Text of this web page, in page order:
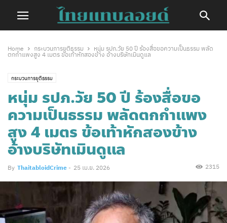
Home กระบวนการยุติธรรม
หนุ่ม รปภ.วัย 50 ปี ร้องสื่อขอความเป็นธรรม พลัด
ตกกำแพงสูง 4 เมตร ข้อเท้าหักสองข้าง อ้างบริษัทเมินดูแล
กระบวนการยุติธรรม
หนุ่ม รปภ.วัย 50 ปี ร้องสื่อขอ
ความเป็นธรรม พลัดตกกำแพง
สูง 4 เมตร ข้อเท้าหักสองข้าง
อ้างบริษัทเมินดูแล
By ThaitabloidCrime - 25 เม.ย. 2026 2315